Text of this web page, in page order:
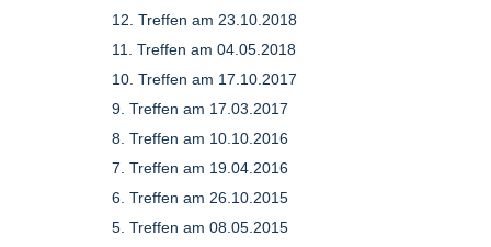
12. Treffen am 23.10.2018
11. Treffen am 04.05.2018
10. Treffen am 17.10.2017
9. Treffen am 17.03.2017
8. Treffen am 10.10.2016
7. Treffen am 19.04.2016
6. Treffen am 26.10.2015
5. Treffen am 08.05.2015